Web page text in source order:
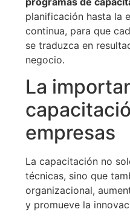
planificación hasta la
continua, para que
se traduzca en
negocio.
La
empresas
La capacitación no
técnicas, sino que
organizacional,
y promueve la